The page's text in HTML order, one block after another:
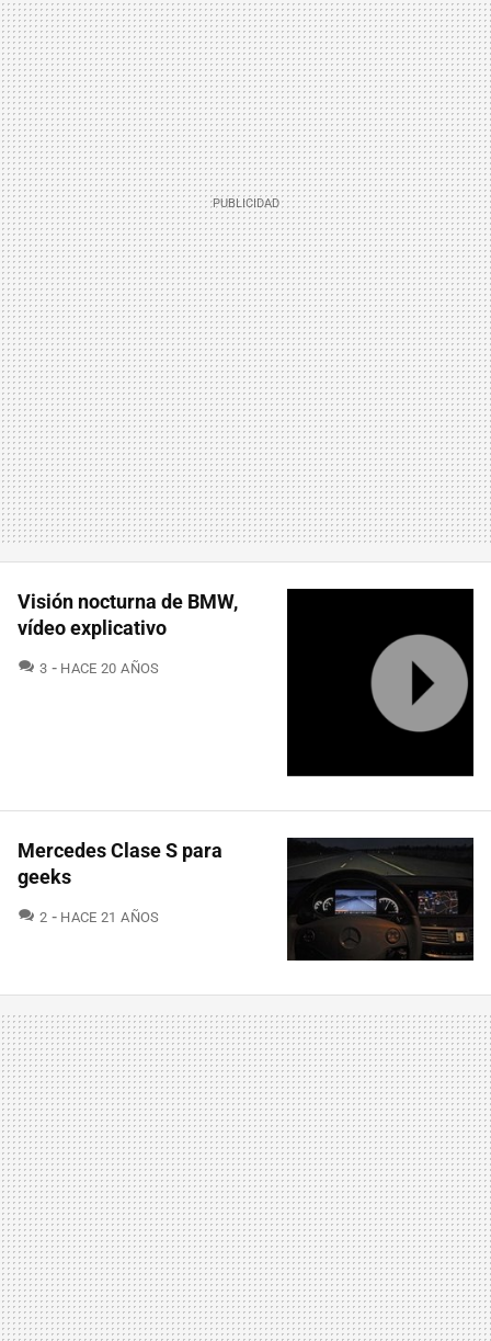
Visión nocturna de BMW,
vídeo explicativo
3 COMENTARIOS
HACE 20 AÑOS
Mercedes Clase S para
geeks
2 COMENTARIOS
HACE 21 AÑOS